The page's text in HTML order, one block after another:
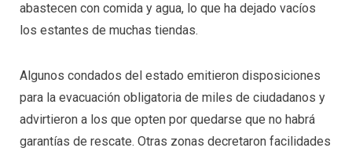
abastecen con comida y agua, lo que ha dejado vacíos
los estantes de muchas tiendas.
Algunos condados del estado emitieron disposiciones
para la evacuación obligatoria de miles de ciudadanos y
advirtieron a los que opten por quedarse que no habrá
garantías de rescate. Otras zonas decretaron facilidades